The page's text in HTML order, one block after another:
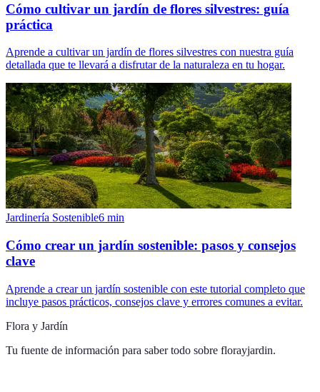
Cómo cultivar un jardín de flores silvestres: guía
práctica
Aprende a cultivar un jardín de flores silvestres con nuestra guía
detallada que te llevará a disfrutar de la naturaleza en tu hogar.
Jardinería Sostenible6 min
Cómo crear un jardín sostenible: pasos y consejos
clave
Aprende a crear un jardín sostenible con este tutorial completo que
incluye pasos prácticos, consejos clave y errores comunes a evitar.
Flora y Jardín
Tu fuente de información para saber todo sobre florayjardin.